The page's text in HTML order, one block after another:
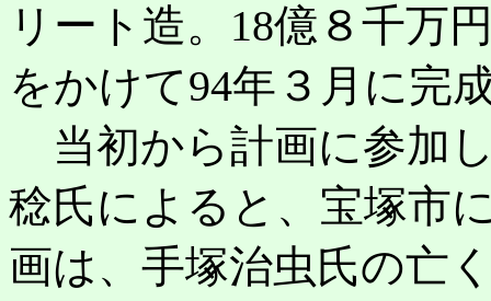
リート造。18億８千万
をかけて94年３月に完
当初から計画に参加
稔氏によると、宝塚市
画は、手塚治虫氏の亡